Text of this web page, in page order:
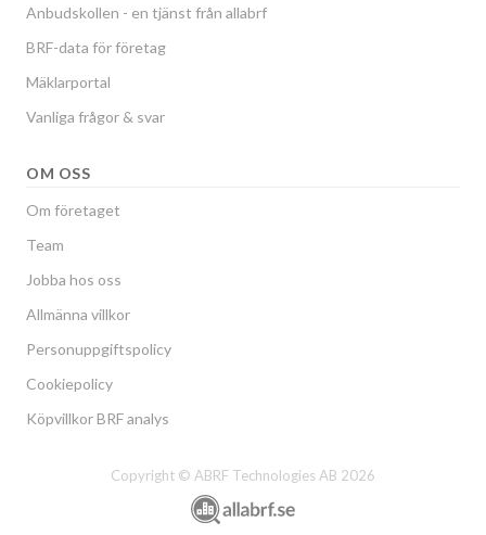
Anbudskollen - en tjänst från allabrf
BRF-data för företag
Mäklarportal
Vanliga frågor & svar
OM OSS
Om företaget
Team
Jobba hos oss
Allmänna villkor
Personuppgiftspolicy
Cookiepolicy
Köpvillkor BRF analys
Copyright © ABRF Technologies AB 2026